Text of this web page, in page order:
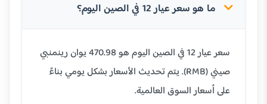
ما هو سعر عيار 12 في الصين اليوم؟
سعر عيار 12 في الصين اليوم هو 470.98 يوان رينمنبي
صيني (RMB). يتم تحديث الأسعار بشكل يومي بناءً
على أسعار السوق العالمية.